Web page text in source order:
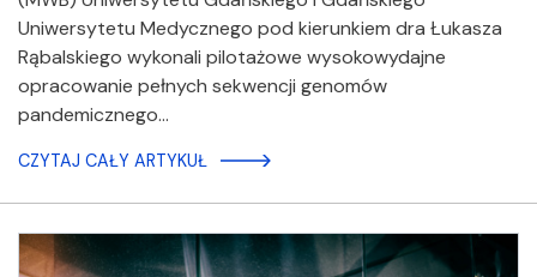
Uniwersytetu Medycznego pod kierunkiem dra Łukasza
Rąbalskiego wykonali pilotażowe wysokowydajne
opracowanie pełnych sekwencji genomów
pandemicznego…
CZYTAJ CAŁY ARTYKUŁ